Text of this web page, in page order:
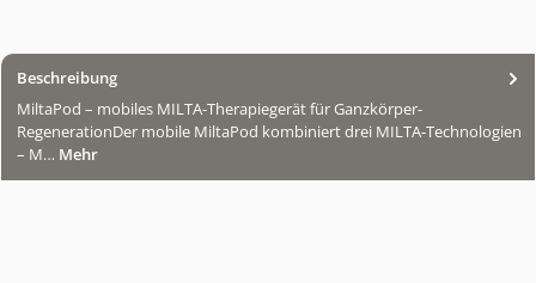
Beschreibung
MiltaPod – mobiles MILTA-Therapiegerät für Ganzkörper-
RegenerationDer mobile MiltaPod kombiniert drei MILTA-Technologien
– M… Mehr